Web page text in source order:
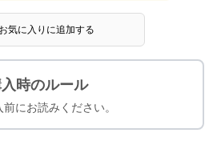
お気に入りに追加する
時のルール
にお読みください。